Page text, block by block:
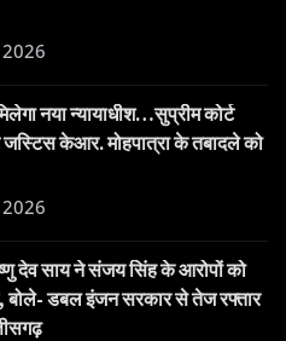
नया न्यायाधीश…सुप्रीम कोर्ट
केआर. मोहपात्रा के तबादले को
देव साय ने संजय सिंह के आरोपों को
बोले- डबल इंजन सरकार से तेज रफ्तार